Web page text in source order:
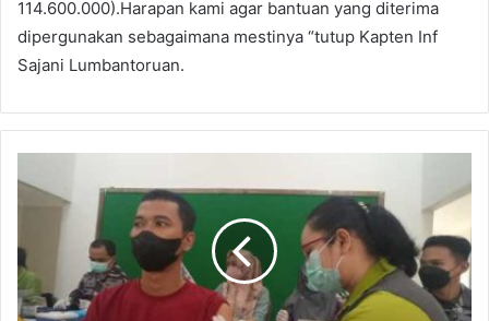
114.600.000).Harapan kami agar bantuan yang diterima
dipergunakan sebagaimana mestinya “tutup Kapten Inf
Sajani Lumbantoruan.